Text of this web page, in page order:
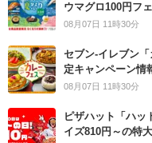
ウマグロ100円フ
08月07日 11時30分
セブン‐イレブン
定キャンペーン情
08月07日 11時30分
ピザハット「ハッ
イズ810円～の特